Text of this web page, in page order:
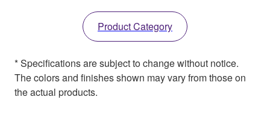
Product Category
* Specifications are subject to change without notice.
The colors and finishes shown may vary from those on
the actual products.